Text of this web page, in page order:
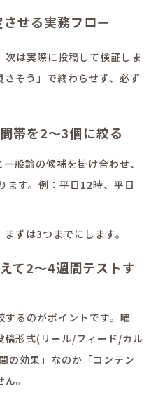
せる実務フロー
は実際に投稿して検証しま
そう」で終わらせず、必ず
帯を2〜3個に絞る
般論の候補を掛け合わせ、
ます。例：平日12時、平日
ずは3つまでにします。
て2〜4週間テストす
るのがポイントです。曜
稿形式(リール/フィード/カル
の効果」なのか「コンテン
。